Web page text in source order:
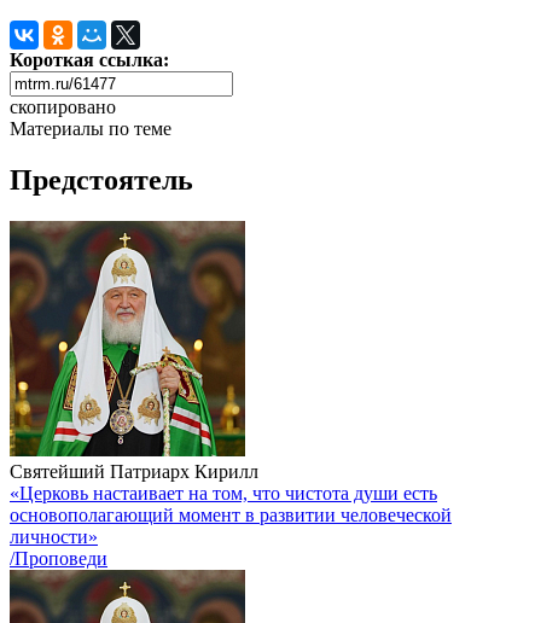
Короткая ссылка:
скопировано
Материалы по теме
Предстоятель
Святейший Патриарх Кирилл
«Церковь настаивает на том, что чистота души есть
основополагающий момент в развитии человеческой
личности»
/Проповеди